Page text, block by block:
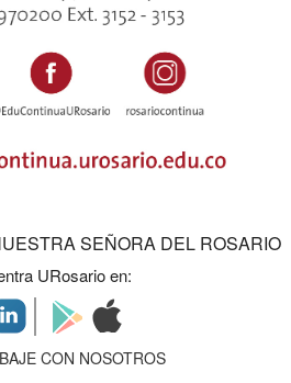
SEÑORA DEL ROSARIO
URosario en:
CON NOSOTROS